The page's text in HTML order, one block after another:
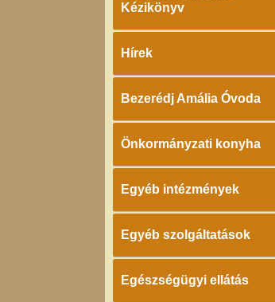
Kézikönyv
Hírek
Bezerédj Amália Óvoda
Önkormányzati konyha
Egyéb intézmények
Egyéb szolgáltatások
Egészségügyi ellátás